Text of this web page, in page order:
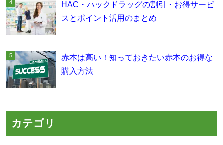
HAC・ハックドラッグの割引・お得サービ
スとポイント活用のまとめ
赤本は高い！知っておきたい赤本のお得な
購入方法
カテゴリ